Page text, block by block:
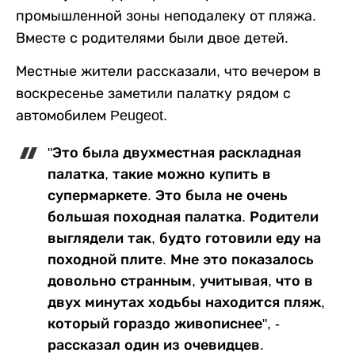
промышленной зоны неподалеку от пляжа.
Вместе с родителями были двое детей.
Местные жители рассказали, что вечером в
воскресенье заметили палатку рядом с
автомобилем Peugeot.
"Это была двухместная раскладная
палатка, такие можно купить в
супермаркете. Это была не очень
большая походная палатка. Родители
выглядели так, будто готовили еду на
походной плите. Мне это показалось
довольно странным, учитывая, что в
двух минутах ходьбы находится пляж,
который гораздо живописнее", -
рассказал один из очевидцев.